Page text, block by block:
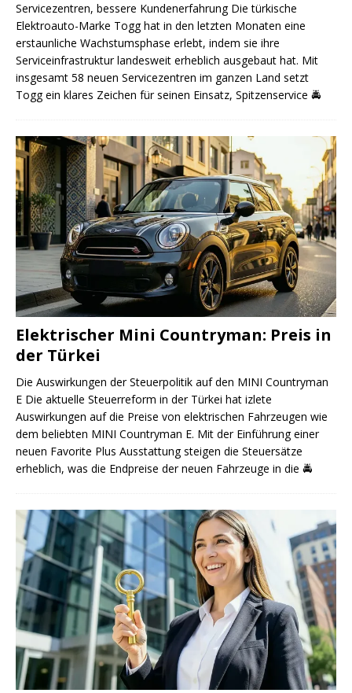
Servicezentren, bessere Kundenerfahrung Die türkische
Elektroauto-Marke Togg hat in den letzten Monaten eine
erstaunliche Wachstumsphase erlebt, indem sie ihre
Serviceinfrastruktur landesweit erheblich ausgebaut hat. Mit
insgesamt 58 neuen Servicezentren im ganzen Land setzt
Togg ein klares Zeichen für seinen Einsatz, Spitzenservice 🚔
Elektrischer Mini Countryman: Preis in
der Türkei
Die Auswirkungen der Steuerpolitik auf den MINI Countryman
E Die aktuelle Steuerreform in der Türkei hat izlete
Auswirkungen auf die Preise von elektrischen Fahrzeugen wie
dem beliebten MINI Countryman E. Mit der Einführung einer
neuen Favorite Plus Ausstattung steigen die Steuersätze
erheblich, was die Endpreise der neuen Fahrzeuge in die 🚔